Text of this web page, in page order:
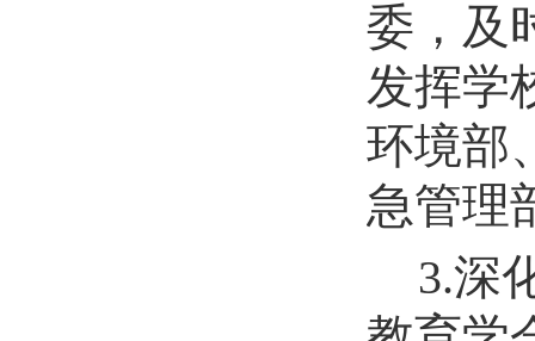
委，及
发挥学
环境部
急管理
3.深